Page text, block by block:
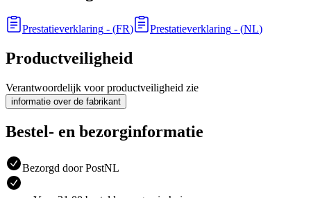
Prestatieverklaring - (FR) Prestatieverklaring - (NL)
Productveiligheid
Verantwoordelijk voor productveiligheid zie
informatie over de fabrikant
Bestel- en bezorginformatie
Bezorgd door PostNL